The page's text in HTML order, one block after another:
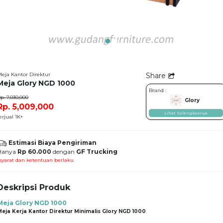
Kantor Direktur
Glory NGD 1000
5,009,000
7,030,000
1K+
Share
Brand :
Glory
Lihat Selengkapnya
Estimasi Biaya Pengiriman
Rp 60.000 dengan GF Trucking
dan ketentuan berlaku
Produk
Glory NGD 1000
Kerja Kantor Direktur Minimalis Glory NGD 1000